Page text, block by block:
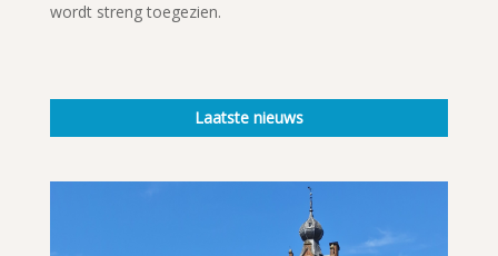
wordt streng toegezien.
Laatste nieuws